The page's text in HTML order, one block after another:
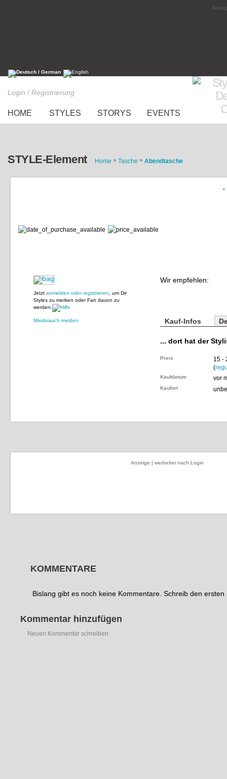
Login / Registrierung
HOME STYLES STORYS EVENTS
STYLE-Element Home » Tasche » Abendtasche
«
Jetzt anmelden oder registrieren , um Dir
Styles zu merken oder Fan davon zu
werden.
Missbrauch melden
Wir empfehlen:
Kauf-Infos
... dort hat der
Preis
15 -
(
Kaufdatum vor
Kaufort
Anzeige | werbefrei nach Login
KOMMENTARE
Bislang gibt es noch keine Kommentare. Schreib den ersten
Kommentar hinzufügen
Neuen Kommentar schreiben